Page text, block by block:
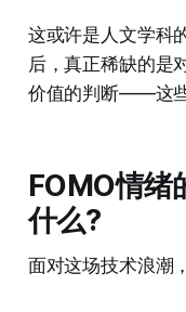
这或许是人文学科
后，真正稀缺的是
价值的判断——这些
FOMO情绪
什么?
面对这场技术浪潮